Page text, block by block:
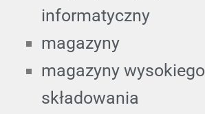
informatyczny
magazyny
magazyny wysokiego
składowania